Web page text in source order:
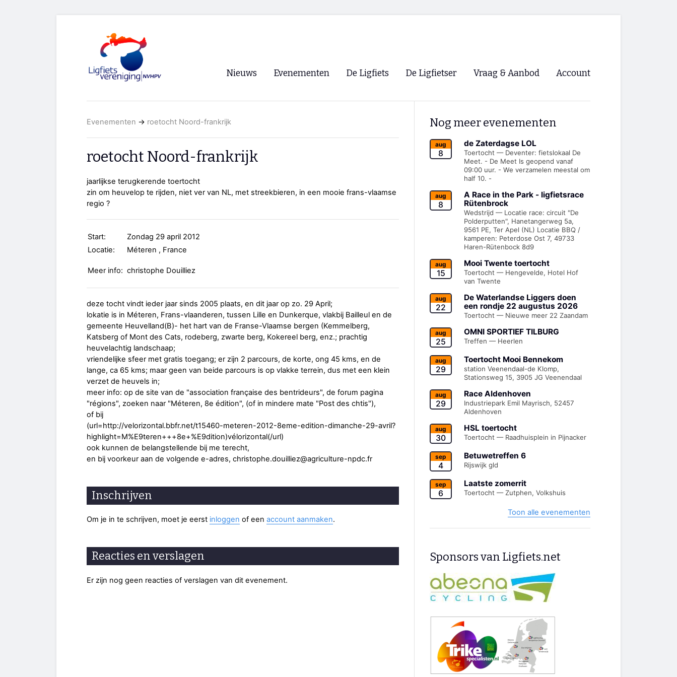
Nieuws
RSS
Evenementen
WK Ligfietsen 2026
CycleVision
De Ligfiets De Ligfietser
Ligfietsvereninging NVHPV
Lokale Fietsverenigingen
EHPVA & EuSupino 🡺
Forum ligfietsers.nl 🡺
Vraag & Aanbod Account
Registreren
Evenementen → roetocht Noord-frankrijk
roetocht Noord-frankrijk
jaarlijkse terugkerende toertocht
zin om heuvelop te rijden, niet ver van NL, met streekbieren, in een mooie frans-vlaamse
regio ?
Start:
Zondag 29 april 2012
Locatie:
Méteren , France
Meer info: christophe Douilliez
deze tocht vindt ieder jaar sinds 2005 plaats, en dit jaar op zo. 29 April;
lokatie is in Méteren, Frans-vlaanderen, tussen Lille en Dunkerque, vlakbij Bailleul en de
gemeente Heuvelland(B)- het hart van de Franse-Vlaamse bergen (Kemmelberg,
Katsberg of Mont des Cats, rodeberg, zwarte berg, Kokereel berg, enz.; prachtig
heuvelachtig landschaap;
vriendelijke sfeer met gratis toegang; er zijn 2 parcours, de korte, ong 45 kms, en de
lange, ca 65 kms; maar geen van beide parcours is op vlakke terrein, dus met een klein
verzet de heuvels in;
meer info: op de site van de "association française des bentrideurs", de forum pagina
"régions", zoeken naar "Méteren, 8e édition", (of in mindere mate "Post des chtis"),
of bij
(url=http://velorizontal.bbfr.net/t15460-meteren-2012-8eme-edition-dimanche-29-avril?
highlight=M%E9teren+++8e+%E9dition)vélorizontal(/url)
ook kunnen de belangstellende bij me terecht,
en bij voorkeur aan de volgende e-adres, christophe.douilliez@agriculture-npdc.fr
Inschrijven
Om je in te schrijven, moet je eerst inloggen of een account aanmaken.
Reacties en verslagen
Er zijn nog geen reacties of verslagen van dit evenement.
Nog meer evenementen
aug
8
de Zaterdagse LOL
Toertocht — Deventer: fietslokaal De
Meet. - De Meet Is geopend vanaf
09:00 uur. - We verzamelen meestal om
half 10. -
aug
8
A Race in the Park - ligfietsrace
Rütenbrock
Wedstrijd — Locatie race: circuit "De
Polderputten", Hanetangerweg 5a,
9561 PE, Ter Apel (NL) Locatie BBQ /
kamperen: Peterdose Ost 7, 49733
Haren-Rütenbock 8d9
aug
15
Mooi Twente toertocht
Toertocht — Hengevelde, Hotel Hof
van Twente
aug
22
De Waterlandse Liggers doen
een rondje 22 augustus 2026
Toertocht — Nieuwe meer 22 Zaandam
aug
25
OMNI SPORTIEF TILBURG
Treffen — Heerlen
aug
29
Toertocht Mooi Bennekom
station Veenendaal-de Klomp,
Stationsweg 15, 3905 JG Veenendaal
aug
29
Race Aldenhoven
Industriepark Emil Mayrisch, 52457
Aldenhoven
aug
30
HSL toertocht
Toertocht — Raadhuisplein in Pijnacker
sep
4
Betuwetreffen 6
Rijswijk gld
sep
6
Laatste zomerrit
Toertocht — Zutphen, Volkshuis
Toon alle evenementen
Sponsors van Ligfiets.net